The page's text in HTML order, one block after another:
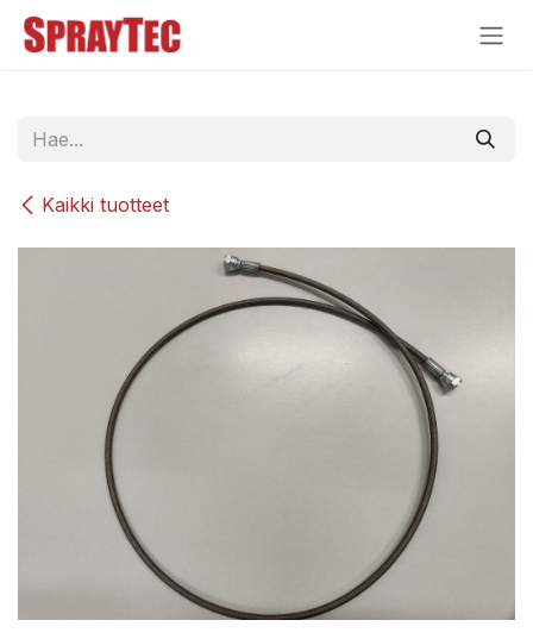
Siirry sisältöön
Kaikki tuotteet